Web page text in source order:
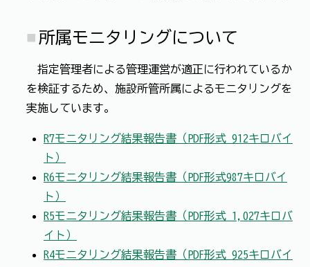
所属モニタリングについて
指定管理者による管理運営が適正に行われているか
を検証するため、施設所管所属によるモニタリングを
実施しています。
R7モニタリング結果報告書（PDF形式 912キロバイ
ト）
R6モニタリング結果報告書（PDF形式987キロバイ
ト）
R5モニタリング結果報告書（PDF形式 1,027キロバ
イト）
R4モニタリング結果報告書（PDF形式 925キロバイ